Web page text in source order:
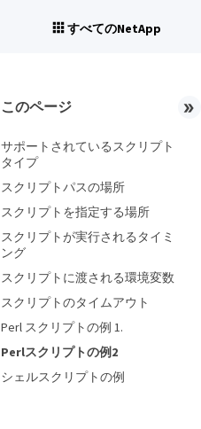
すべてのNetApp
このページ
サポートされているスクリプト
タイプ
スクリプトパスの場所
スクリプトを指定する場所
スクリプトが実行されるタイミ
ング
スクリプトに渡される環境変数
スクリプトのタイムアウト
Perl スクリプトの例 1.
Perlスクリプトの例2
シェルスクリプトの例